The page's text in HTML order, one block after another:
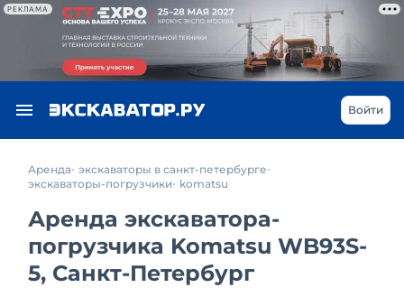
РЕКЛАМА
Войти
Аренда экскаваторы в санкт-петербурге
экскаваторы-погрузчики komatsu
Аренда экскаватора-
погрузчика Komatsu WB93S-
5, Санкт-Петербург